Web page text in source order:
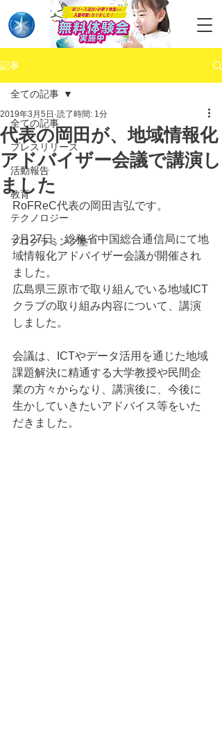
記事
全ての記事
プレスリリース
活動報告
教育
テクノロジー
プログラミング塾
全ての記事
代表の岡田が、地域情報化
アドバイザー会議で講演し
ました
2019年3月5日 読了時間: 1分
RoFReC代表の岡田吉弘です。
2月27日、総務省中国総合通信局にて地
域情報化アドバイザー会議が開催され
ました。
広島県三原市で取り組んでいる地域ICT
クラブの取り組み内容について、講演
しました。
会議は、ICTやデータ活用を通じた地域
課題解決に精通する大学教授や民間企
業の方々からなり、講演後に、今後に
生かしていきたいアドバイス等をいた
だきました。